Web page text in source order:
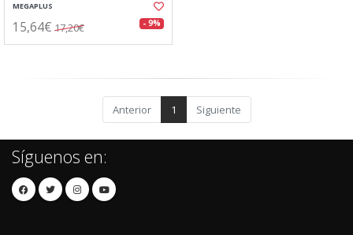
MEGAPLUS
15,64€ 17,20€ - 9%
Anterior 1 Siguiente
Síguenos en: